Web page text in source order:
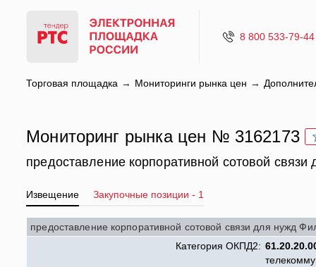
8 800 533-79-44
Торговая площадка Мониторинги рынка цен
Мониторинг рынка цен № 3162173
предоставление корпоративной сотовой
Извещение Закупочные позиции - 1
предоставление корпоративной сотовой связи для нужд
Категория ОКПД2: